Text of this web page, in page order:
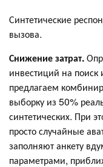
Синтетические
вызова.
Снижение затрат.
инвестиций на
предлагаем
выборку из 50%
синтетических. При
просто случайные
заполняют анкету
параметрами,